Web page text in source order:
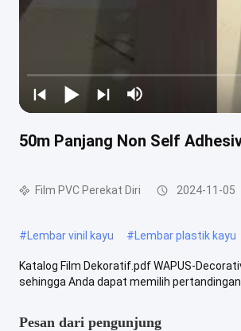
50m Panjang Non Self
Film PVC Perekat Diri 2024-11-05
#Lembar vinil kayu #Lembar plastik kayu
Katalog Film Dekoratif.pdf WAPUS-
sehingga Anda dapat memilih pertandingan
Pesan dari pengunjung